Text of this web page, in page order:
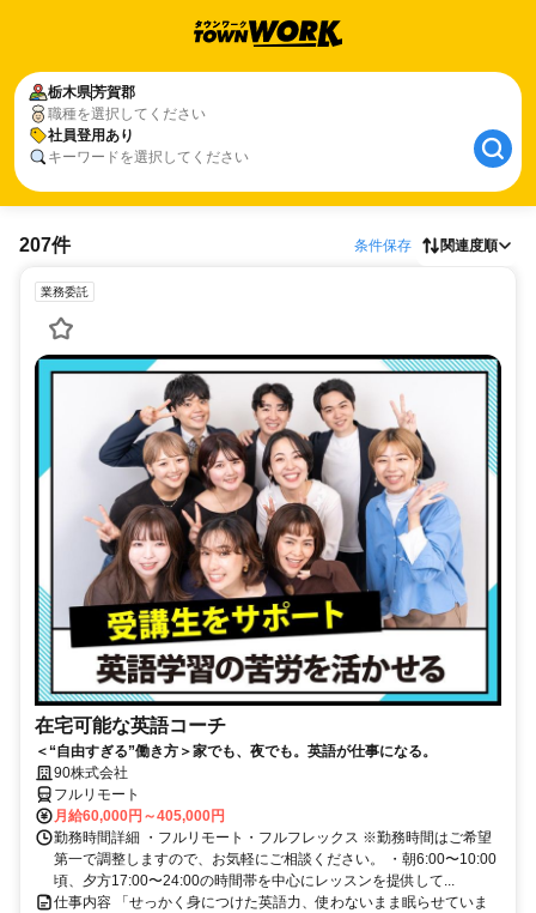
栃木県芳賀郡
職種を選択してください
社員登用あり
キーワードを選択してください
207件 条件保存 関連度順
業務委託
在宅可能な英語コーチ
＜“自由すぎる”働き方＞家でも、夜でも。英語が仕事になる。
90株式会社
フルリモート
月給60,000円～405,000円
勤務時間詳細 ・フルリモート・フルフレックス ※勤務時間はご希望
第一で調整しますので、お気軽にご相談ください。 ・朝6:00〜10:00
頃、夕方17:00〜24:00の時間帯を中心にレッスンを提供して...
仕事内容 「せっかく身につけた英語力、使わないまま眠らせていま